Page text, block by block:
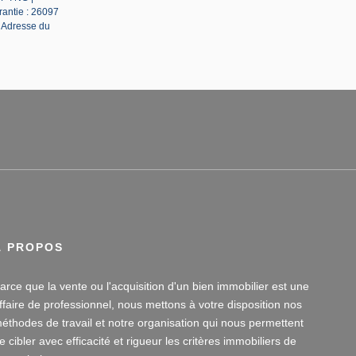
: 26097
du
PROPOS
que la vente ou l'acquisition d'un bien immobilier est une
de professionnel, nous mettons à votre disposition nos
de travail et notre organisation qui nous permettent
cibler avec efficacité et rigueur les critères immobiliers de